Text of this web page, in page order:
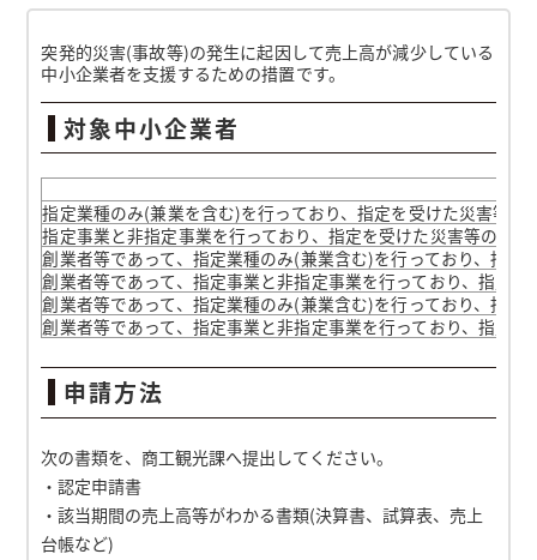
突発的災害(事故等)の発生に起因して売上高が減少している
中小企業者を支援するための措置です。
対象中小企業者
指定業種のみ(兼業を含む)を行っており、指定を受けた災害等
指定事業と非指定事業を行っており、指定を受けた災害等の発
創業者等であって、指定業種のみ(兼業含む)を行っており、指
創業者等であって、指定事業と非指定事業を行っており、指定
創業者等であって、指定業種のみ(兼業含む)を行っており、指
創業者等であって、指定事業と非指定事業を行っており、指定
申請方法
次の書類を、商工観光課へ提出してください。
・認定申請書
・該当期間の売上高等がわかる書類(決算書、試算表、売上
台帳など)